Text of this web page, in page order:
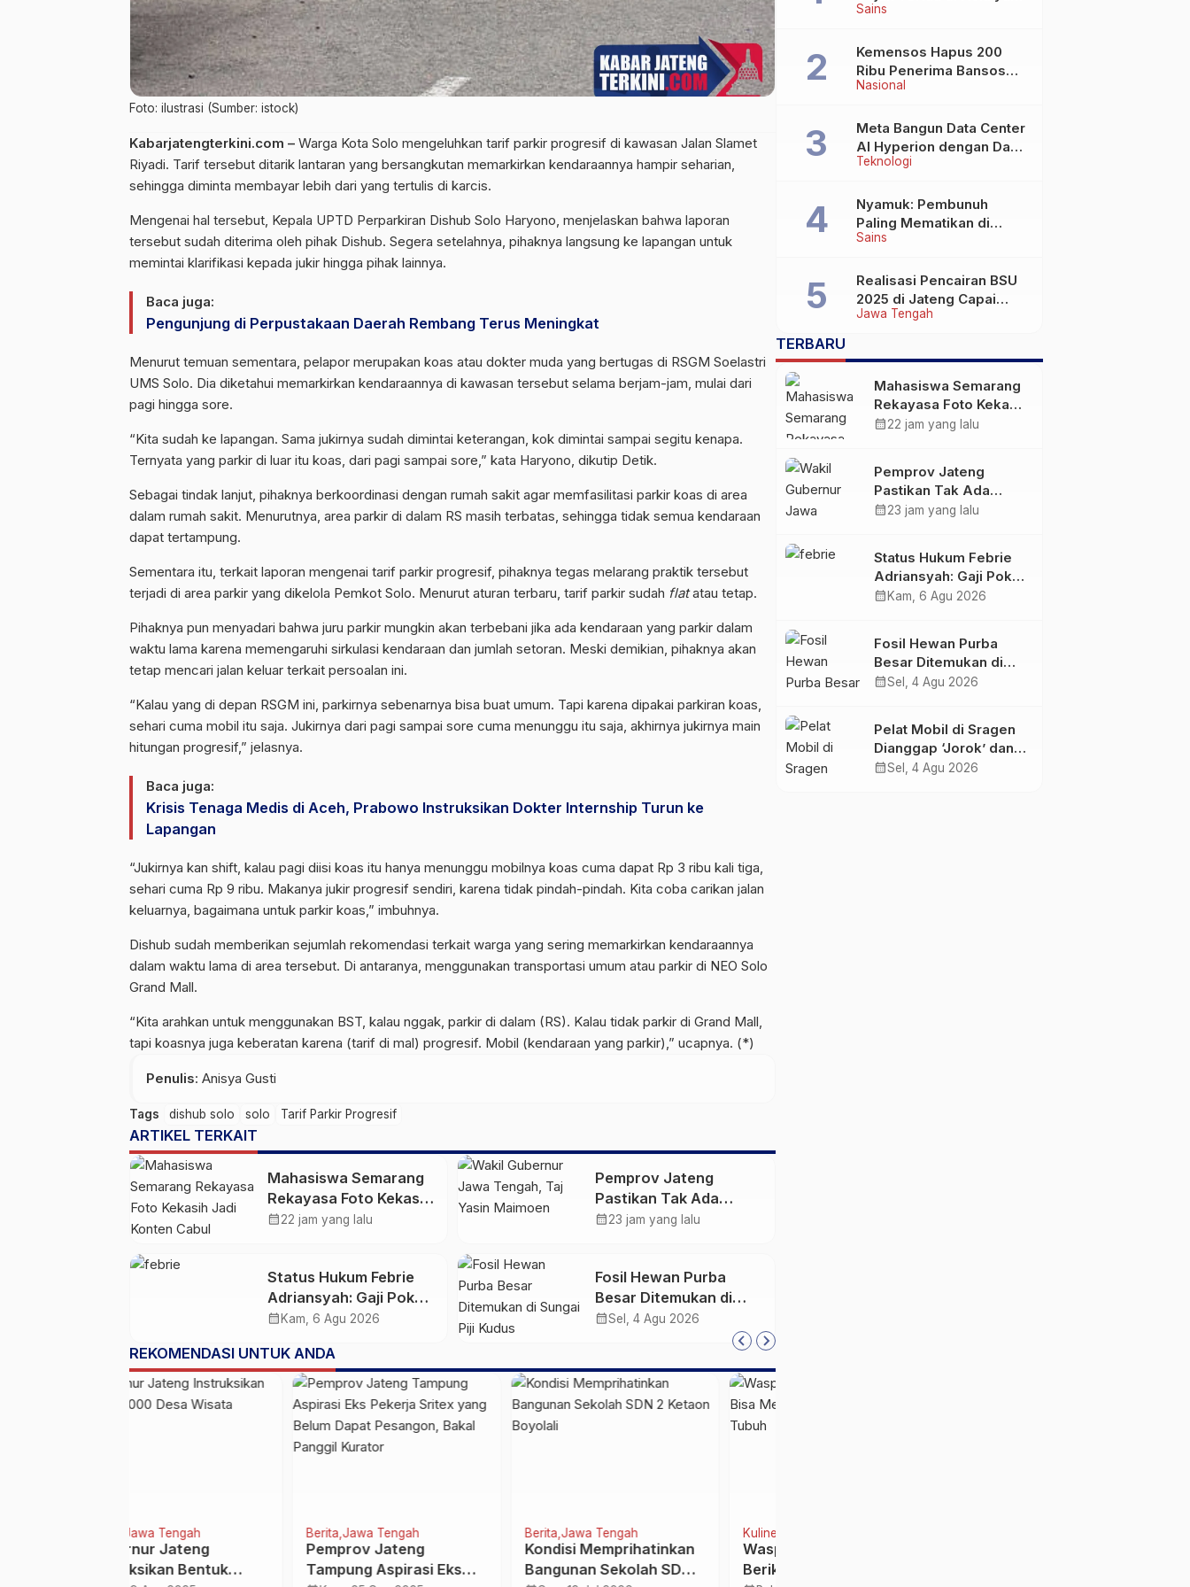
Foto: ilustrasi (Sumber: istock)
Kabarjatengterkini.com – Warga Kota Solo mengeluhkan tarif parkir progresif di kawasan Jalan Slamet
Riyadi. Tarif tersebut ditarik lantaran yang bersangkutan memarkirkan kendaraannya hampir seharian,
sehingga diminta membayar lebih dari yang tertulis di karcis.
Mengenai hal tersebut, Kepala UPTD Perparkiran Dishub Solo Haryono, menjelaskan bahwa laporan
tersebut sudah diterima oleh pihak Dishub. Segera setelahnya, pihaknya langsung ke lapangan untuk
memintai klarifikasi kepada jukir hingga pihak lainnya.
Baca juga:
Pengunjung di Perpustakaan Daerah Rembang Terus Meningkat
Menurut temuan sementara, pelapor merupakan koas atau dokter muda yang bertugas di RSGM Soelastri
UMS Solo. Dia diketahui memarkirkan kendaraannya di kawasan tersebut selama berjam-jam, mulai dari
pagi hingga sore.
“Kita sudah ke lapangan. Sama jukirnya sudah dimintai keterangan, kok dimintai sampai segitu kenapa.
Ternyata yang parkir di luar itu koas, dari pagi sampai sore,” kata Haryono, dikutip Detik.
Sebagai tindak lanjut, pihaknya berkoordinasi dengan rumah sakit agar memfasilitasi parkir koas di area
dalam rumah sakit. Menurutnya, area parkir di dalam RS masih terbatas, sehingga tidak semua kendaraan
dapat tertampung.
Sementara itu, terkait laporan mengenai tarif parkir progresif, pihaknya tegas melarang praktik tersebut
terjadi di area parkir yang dikelola Pemkot Solo. Menurut aturan terbaru, tarif parkir sudah flatatau tetap.
Pihaknya pun menyadari bahwa juru parkir mungkin akan terbebani jika ada kendaraan yang parkir dalam
waktu lama karena memengaruhi sirkulasi kendaraan dan jumlah setoran. Meski demikian, pihaknya akan
tetap mencari jalan keluar terkait persoalan ini.
“Kalau yang di depan RSGM ini, parkirnya sebenarnya bisa buat umum. Tapi karena dipakai parkiran koas,
sehari cuma mobil itu saja. Jukirnya dari pagi sampai sore cuma menunggu itu saja, akhirnya jukirnya main
hitungan progresif,” jelasnya.
Baca juga:
Krisis Tenaga Medis di Aceh, Prabowo Instruksikan Dokter Internship Turun ke
Lapangan
“Jukirnya kan shift, kalau pagi diisi koas itu hanya menunggu mobilnya koas cuma dapat Rp 3 ribu kali tiga,
sehari cuma Rp 9 ribu. Makanya jukir progresif sendiri, karena tidak pindah-pindah. Kita coba carikan jalan
keluarnya, bagaimana untuk parkir koas,” imbuhnya.
Dishub sudah memberikan sejumlah rekomendasi terkait warga yang sering memarkirkan kendaraannya
dalam waktu lama di area tersebut. Di antaranya, menggunakan transportasi umum atau parkir di NEO Solo
Grand Mall.
“Kita arahkan untuk menggunakan BST, kalau nggak, parkir di dalam (RS). Kalau tidak parkir di Grand Mall,
tapi koasnya juga keberatan karena (tarif di mal) progresif. Mobil (kendaraan yang parkir),” ucapnya. (*)
Penulis: Anisya Gusti
Tags dishub solo solo Tarif Parkir Progresif
ARTIKEL TERKAIT
Mahasiswa Semarang
Rekayasa Foto Kekasih
Jadi Konten Cabul
calendar_month22 jam yang lalu
Pemprov Jateng
Pastikan Tak Ada
Kendala Pembayaran
ke Daerah
calendar_month23 jam yang lalu
Status Hukum Febrie
Adriansyah: Gaji Pokok
50 Persen Tetap
Disetop Kejagung
calendar_month Kam, 6 Agu 2026
Fosil Hewan Purba
Besar Ditemukan di
Sungai Piji Kudus
calendar_monthSel, 4 Agu 2026
REKOMENDASI UNTUK ANDA
Berita Jawa Tengah
Pemprov Jateng
Tampung Aspirasi Eks
Berita Jawa Tengah
Kondisi Memprihatinkan
Bangunan Sekolah SDN 2
Kuliner
Waspada! 5 Kebiasaan
Berikut Bisa
Sains
Wafat di Usia Lebih dari
Nasional
Kemensos Hapus 200
Ribu Penerima Bansos
yang Terlibat Judol
Teknologi
Meta Bangun Data Center
AI Hyperion dengan Daya
Komputasi 5 GW, Saingi
Sains
Nyamuk: Pembunuh
Paling Mematikan di
Dunia yang Tak Terlihat
Jawa Tengah
Realisasi Pencairan BSU
2025 di Jateng Capai
69,2 Persen
TERBARU
Mahasiswa Semarang
Rekayasa Foto Kekasih
Jadi Konten Cabul
calendar_month22 jam yang lalu
Pemprov Jateng
Pastikan Tak Ada
Kendala Pembayaran
Transfer ke Daerah
calendar_month23 jam yang lalu
Status Hukum Febrie
Adriansyah: Gaji Pokok
50 Persen Tetap
calendar_month Kam, 6 Agu 2026
Fosil Hewan Purba
Besar Ditemukan di
Sungai Piji Kudus
calendar_monthSel, 4 Agu 2026
Pelat Mobil di Sragen
Dianggap ‘Jorok’ dan
Tak Sesuai Standar,
calendar_monthSel, 4 Agu 2026